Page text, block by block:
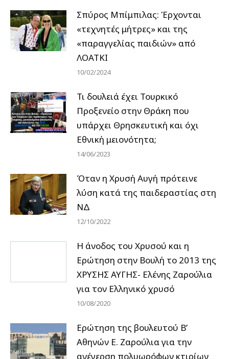
Σπύρος Μπίμπιλας: Έρχονται
«τεχνητές μήτρες» και της
«παραγγελίας παιδιών» από
ΛΟΑΤΚΙ
10/02/2024
Τι δουλειά έχει Τουρκικό
Προξενείο στην Θράκη που
υπάρχει Θρησκευτική και όχι
Εθνική μειονότητα;
14/06/2023
Όταν η Χρυσή Αυγή πρότεινε
λύση κατά της παιδεραστίας στη
ΝΔ
12/10/2022
Η άνοδος του Χρυσού και η
Ερώτηση στην Βουλή το 2013 της
ΧΡΥΣΗΣ ΑΥΓΗΣ- Ελένης Ζαρούλια
για τον Ελληνικό χρυσό
10/08/2020
Ερώτηση της βουλευτού Β’
Αθηνών Ε. Ζαρούλια για την
ανέγερση πολυωρόφων κτιρίων